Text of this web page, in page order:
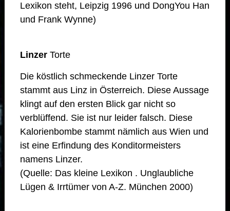
Lexikon steht, Leipzig 1996 und DongYou Han
und Frank Wynne)
LinzerTorte
Die köstlich schmeckende Linzer Torte
stammt aus Linz in Österreich. Diese Aussage
klingt auf den ersten Blick gar nicht so
verblüffend. Sie ist nur leider falsch. Diese
Kalorienbombe stammt nämlich aus Wien und
ist eine Erfindung des Konditormeisters
namens Linzer.
(Quelle: Das kleine Lexikon . Unglaubliche
Lügen & Irrtümer von A-Z. München 2000)